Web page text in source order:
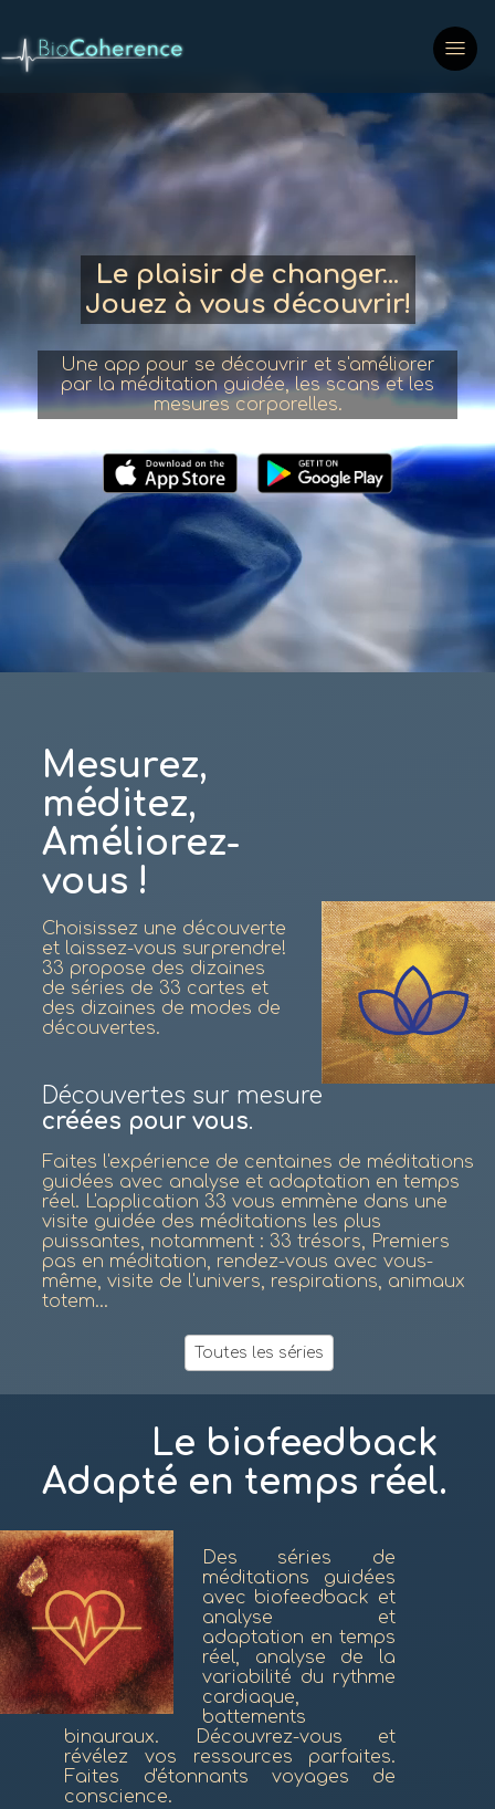
Le plaisir de changer...
Jouez à vous découvrir!
Une app pour se découvrir et s'améliorer
par la méditation guidée, les scans et les
mesures corporelles.
Mesurez,
méditez,
Améliorez-
vous !
Choisissez une découverte
et laissez-vous surprendre!
33 propose des dizaines
de séries de 33 cartes et
des dizaines de modes de
découvertes.
Découvertes sur mesure
créées pour vous.
Faites l'expérience de centaines de méditations
guidées avec analyse et adaptation en temps
réel. L'application 33 vous emmène dans une
visite guidée des méditations les plus
puissantes, notamment : 33 trésors, Premiers
pas en méditation, rendez-vous avec vous-
même, visite de l'univers, respirations, animaux
totem...
Toutes les séries
Le biofeedback
Adapté en temps réel.
Des séries de
méditations guidées
avec biofeedback et
analyse et
adaptation en temps
réel, analyse de la
variabilité du rythme
cardiaque,
battements
binauraux. Découvrez-vous et
révélez vos ressources parfaites.
Faites d'étonnants voyages de
conscience.